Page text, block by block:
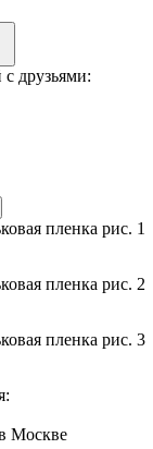
друзьями:
Москве